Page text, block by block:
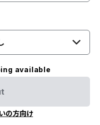
available
の方向け